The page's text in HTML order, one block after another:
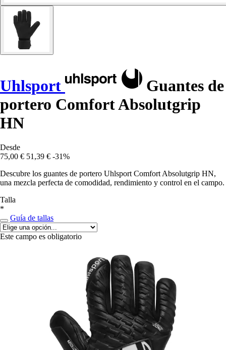
Uhlsport
Guantes de
portero Comfort Absolutgrip
HN
Desde
75,00 € 51,39 € -31%
Descubre los guantes de portero Uhlsport Comfort Absolutgrip HN,
una mezcla perfecta de comodidad, rendimiento y control en el campo.
Talla
*
Guía de tallas
Este campo es obligatorio